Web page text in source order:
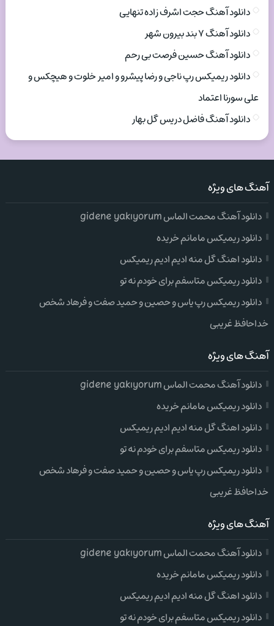
دانلود آهنگ حجت اشرف زاده تنهایی
دانلود آهنگ ۷ بند بیرون شهر
دانلود آهنگ حسین فرصت بی رحم
دانلود ریمیکس رپ ناجی و رضا پیشرو و امیر خلوت و هیچکس و
علی سورنا اعتماد
دانلود آهنگ فاضل دریس گل بهار
آهنگ های ویژه
دانلود آهنگ محمت الماس gidene yakıyorum
دانلود ریمیکس مامانم خریده
دانلود اهنگ گل منه ادیم ادیم ریمیکس
دانلود ریمیکس متاسفم برای خودم نه تو
دانلود ریمیکس رپ یاس و حصین و حمید صفت و فرهاد شخص
خداحافظ غریبی
آهنگ های ویژه
دانلود آهنگ محمت الماس gidene yakıyorum
دانلود ریمیکس مامانم خریده
دانلود اهنگ گل منه ادیم ادیم ریمیکس
دانلود ریمیکس متاسفم برای خودم نه تو
دانلود ریمیکس رپ یاس و حصین و حمید صفت و فرهاد شخص
خداحافظ غریبی
آهنگ های ویژه
دانلود آهنگ محمت الماس gidene yakıyorum
دانلود ریمیکس مامانم خریده
دانلود اهنگ گل منه ادیم ادیم ریمیکس
دانلود ریمیکس متاسفم برای خودم نه تو